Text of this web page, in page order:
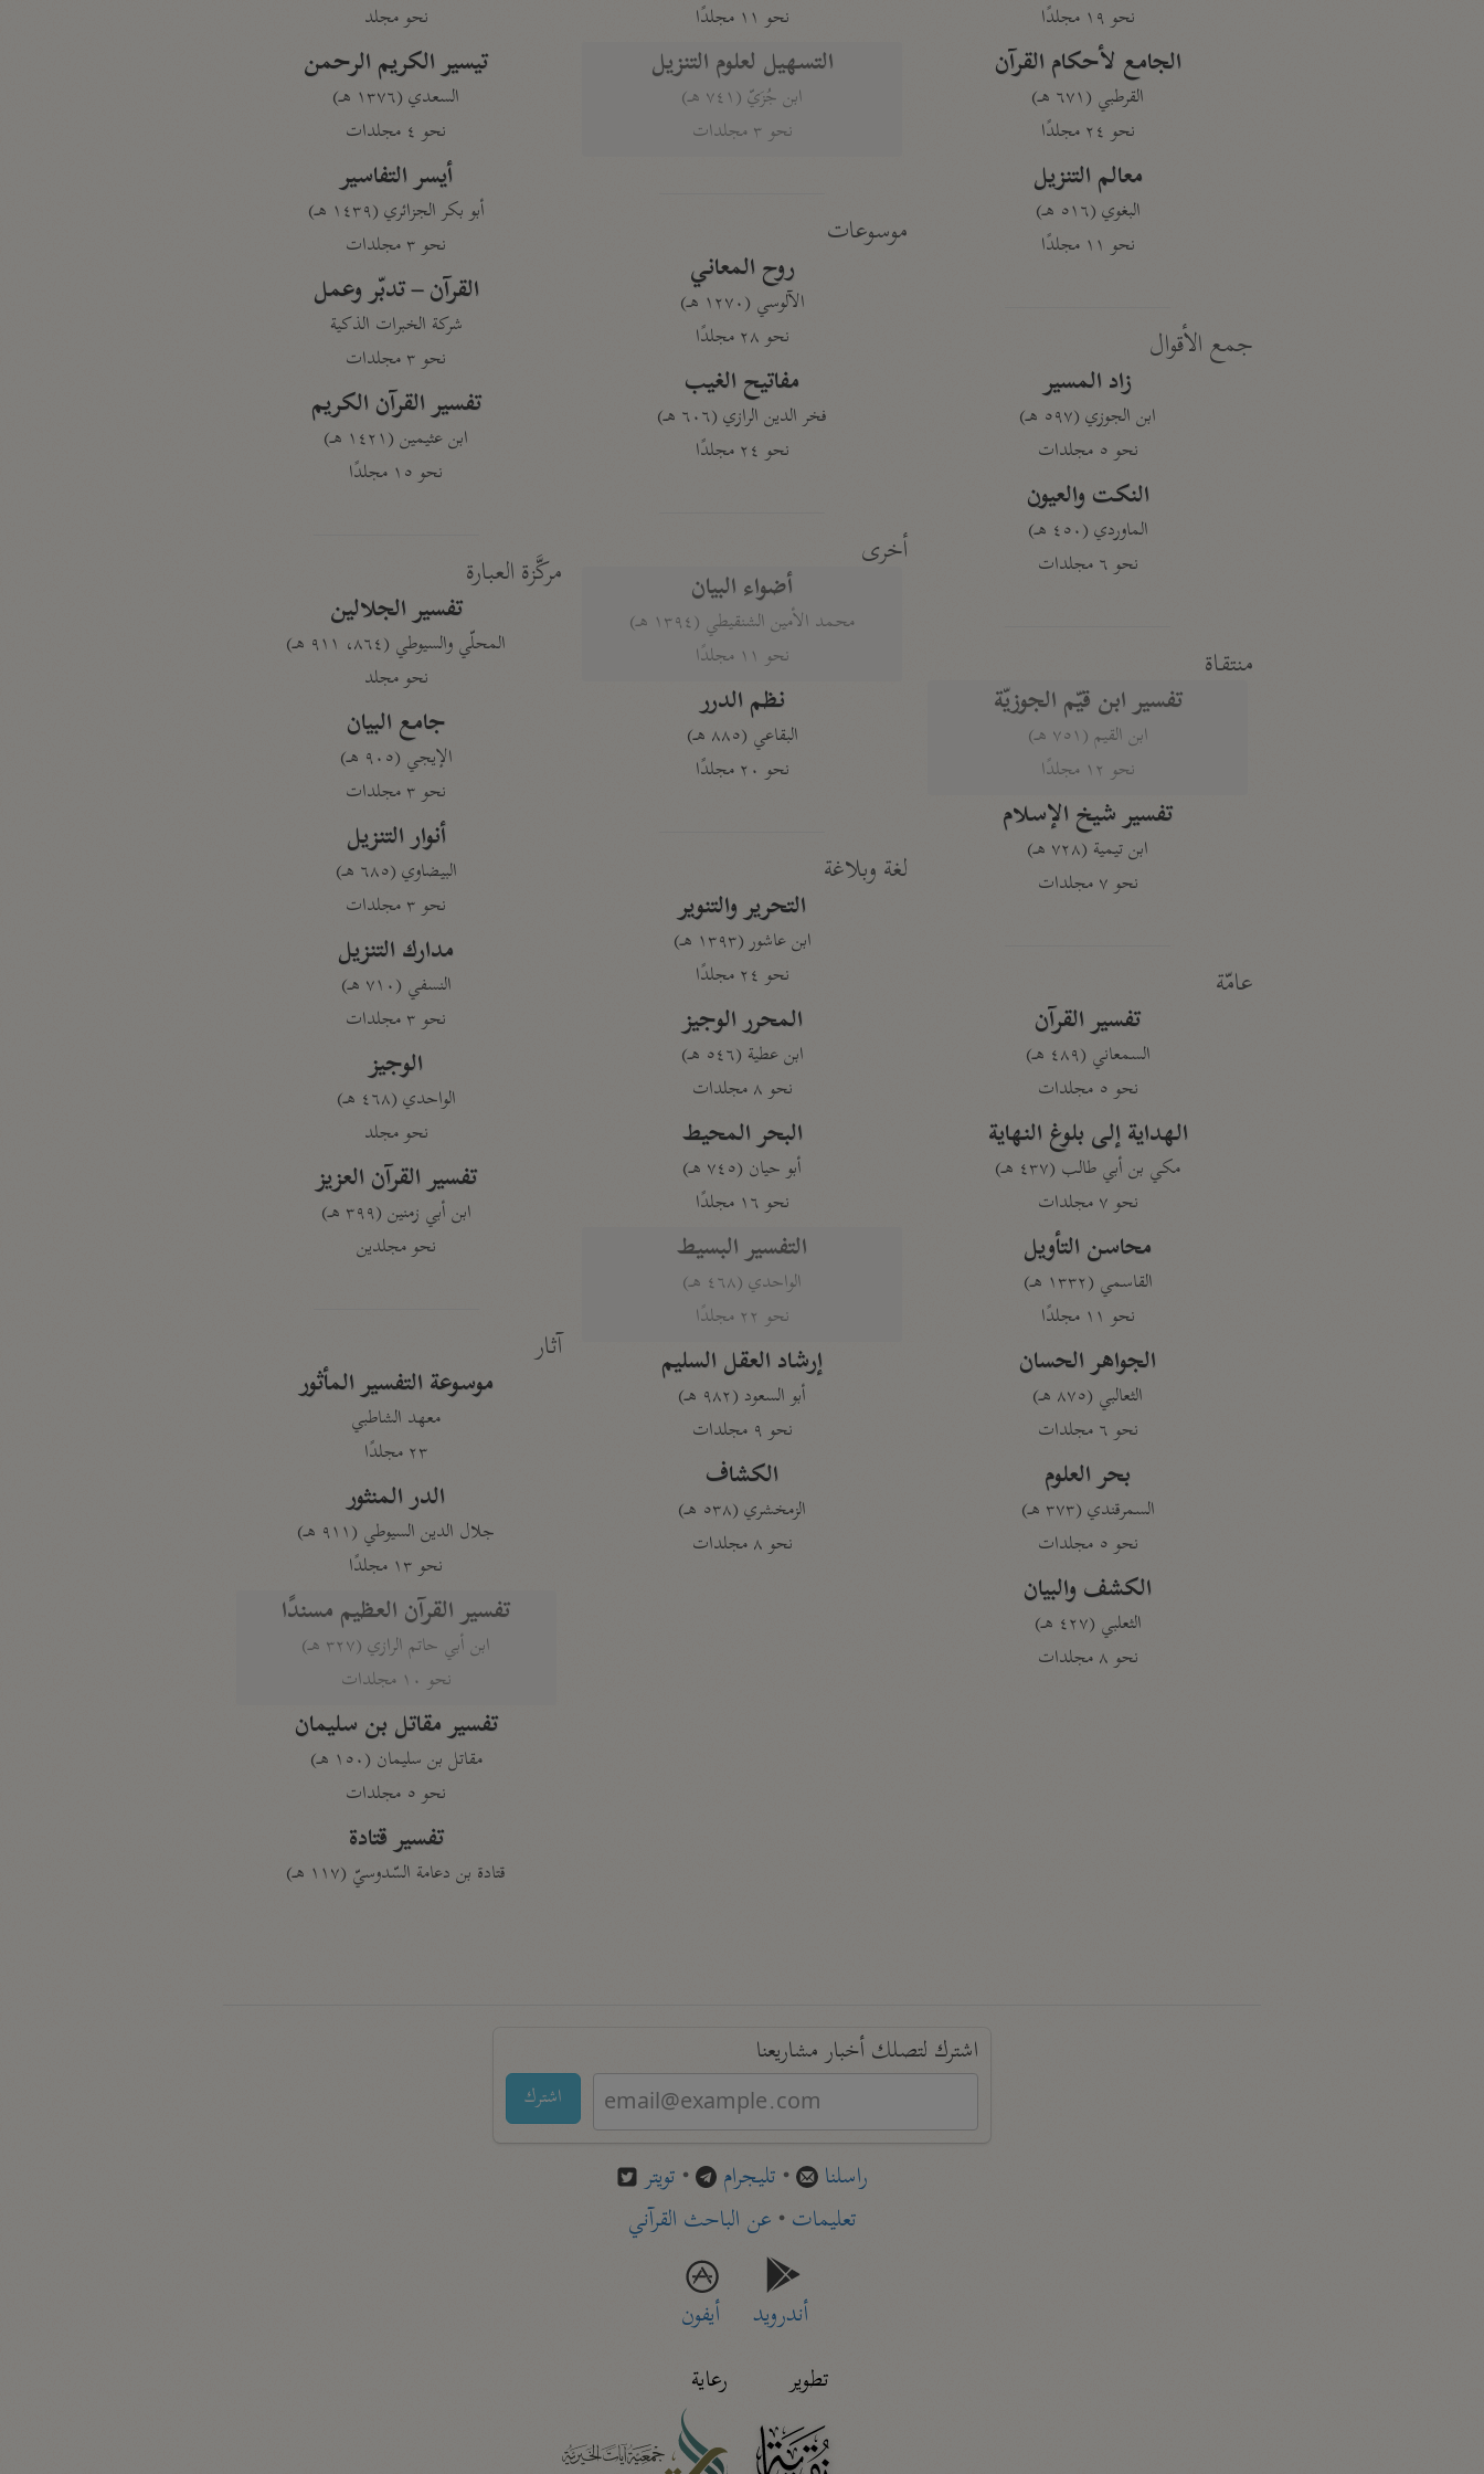
نحو ١٩ مجلدًا
الجامع لأحكام القرآن
القرطبي (٦٧١ هـ)
نحو ٢٤ مجلدًا
معالم التنزيل
البغوي (٥١٦ هـ)
نحو ١١ مجلدًا
جمع الأقوال
زاد المسير
ابن الجوزي (٥٩٧ هـ)
نحو ٥ مجلدات
النكت والعيون
الماوردي (٤٥٠ هـ)
نحو ٦ مجلدات
منتقاة
تفسير ابن قيّم الجوزيّة
ابن القيم (٧٥١ هـ)
نحو ١٢ مجلدًا
تفسير شيخ الإسلام
ابن تيمية (٧٢٨ هـ)
نحو ٧ مجلدات
عامّة
تفسير القرآن
السمعاني (٤٨٩ هـ)
نحو ٥ مجلدات
الهداية إلى بلوغ النهاية
مكي بن أبي طالب (٤٣٧ هـ)
نحو ٧ مجلدات
محاسن التأويل
القاسمي (١٣٣٢ هـ)
نحو ١١ مجلدًا
الجواهر الحسان
الثعالبي (٨٧٥ هـ)
نحو ٦ مجلدات
بحر العلوم
السمرقندي (٣٧٣ هـ)
نحو ٥ مجلدات
الكشف والبيان
الثعلبي (٤٢٧ هـ)
نحو ٨ مجلدات
نحو ١١ مجلدًا
التسهيل لعلوم التنزيل
ابن جُزَيّ (٧٤١ هـ)
نحو ٣ مجلدات
موسوعات
روح المعاني
الآلوسي (١٢٧٠ هـ)
نحو ٢٨ مجلدًا
مفاتيح الغيب
فخر الدين الرازي (٦٠٦ هـ)
نحو ٢٤ مجلدًا
أخرى
أضواء البيان
محمد الأمين الشنقيطي (١٣٩٤ هـ)
نحو ١١ مجلدًا
نظم الدرر
البقاعي (٨٨٥ هـ)
نحو ٢٠ مجلدًا
لغة وبلاغة
التحرير والتنوير
ابن عاشور (١٣٩٣ هـ)
نحو ٢٤ مجلدًا
المحرر الوجيز
ابن عطية (٥٤٦ هـ)
نحو ٨ مجلدات
البحر المحيط
أبو حيان (٧٤٥ هـ)
نحو ١٦ مجلدًا
التفسير البسيط
الواحدي (٤٦٨ هـ)
نحو ٢٢ مجلدًا
إرشاد العقل السليم
أبو السعود (٩٨٢ هـ)
نحو ٩ مجلدات
الكشاف
الزمخشري (٥٣٨ هـ)
نحو ٨ مجلدات
نحو مجلد
تيسير الكريم الرحمن
السعدي (١٣٧٦ هـ)
نحو ٤ مجلدات
أيسر التفاسير
أبو بكر الجزائري (١٤٣٩ هـ)
نحو ٣ مجلدات
القرآن – تدبّر وعمل
شركة الخبرات الذكية
نحو ٣ مجلدات
تفسير القرآن الكريم
ابن عثيمين (١٤٢١ هـ)
نحو ١٥ مجلدًا
مركَّزة العبارة
تفسير الجلالين
المحلّي والسيوطي (٨٦٤، ٩١١ هـ)
نحو مجلد
جامع البيان
الإيجي (٩٠٥ هـ)
نحو ٣ مجلدات
أنوار التنزيل
البيضاوي (٦٨٥ هـ)
نحو ٣ مجلدات
مدارك التنزيل
النسفي (٧١٠ هـ)
نحو ٣ مجلدات
الوجيز
الواحدي (٤٦٨ هـ)
نحو مجلد
تفسير القرآن العزيز
ابن أبي زمنين (٣٩٩ هـ)
نحو مجلدين
آثار
موسوعة التفسير المأثور
معهد الشاطبي
٢٣ مجلدًا
الدر المنثور
جلال الدين السيوطي (٩١١ هـ)
نحو ١٣ مجلدًا
تفسير القرآن العظيم مسندًا
ابن أبي حاتم الرازي (٣٢٧ هـ)
نحو ١٠ مجلدات
تفسير مقاتل بن سليمان
مقاتل بن سليمان (١٥٠ هـ)
نحو ٥ مجلدات
تفسير قتادة
قتادة بن دعامة السّدوسيّ (١١٧ هـ)
اشترك لتصلك أخبار مشاريعنا
اشترك
راسلنا • تليجرام • تويتر
تعليمات• عن الباحث القرآني
أندرويد
أيفون
تطوير
رعاية